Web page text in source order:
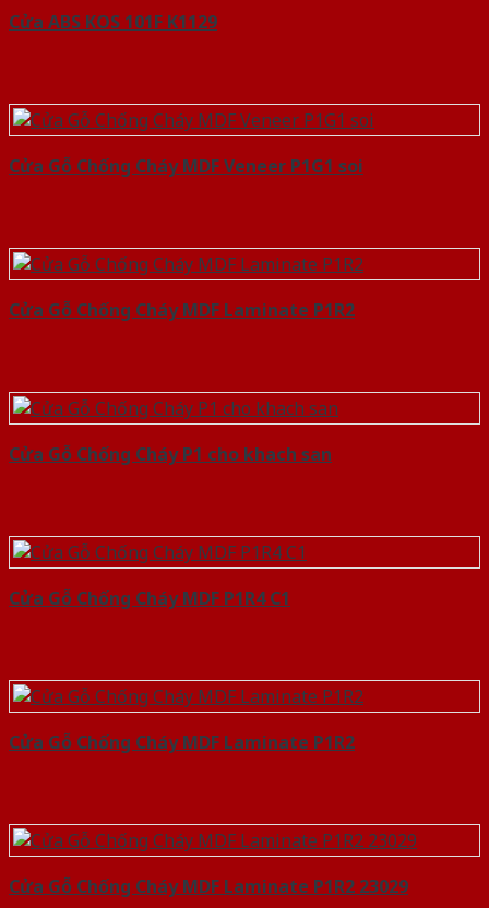
Cửa ABS KOS 101F K1129
Cửa Gỗ Chống Cháy MDF Veneer P1G1 soi
Cửa Gỗ Chống Cháy MDF Laminate P1R2
Cửa Gỗ Chống Cháy P1 cho khach san
Cửa Gỗ Chống Cháy MDF P1R4 C1
Cửa Gỗ Chống Cháy MDF Laminate P1R2
Cửa Gỗ Chống Cháy MDF Laminate P1R2 23029